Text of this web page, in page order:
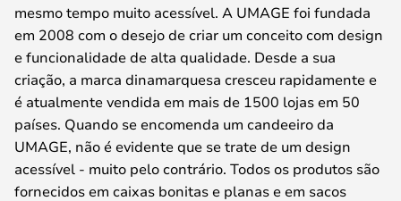
mesmo tempo muito acessível. A UMAGE foi fundada
em 2008 com o desejo de criar um conceito com design
e funcionalidade de alta qualidade. Desde a sua
criação, a marca dinamarquesa cresceu rapidamente e
é atualmente vendida em mais de 1500 lojas em 50
países. Quando se encomenda um candeeiro da
UMAGE, não é evidente que se trate de um design
acessível - muito pelo contrário. Todos os produtos são
fornecidos em caixas bonitas e planas e em sacos